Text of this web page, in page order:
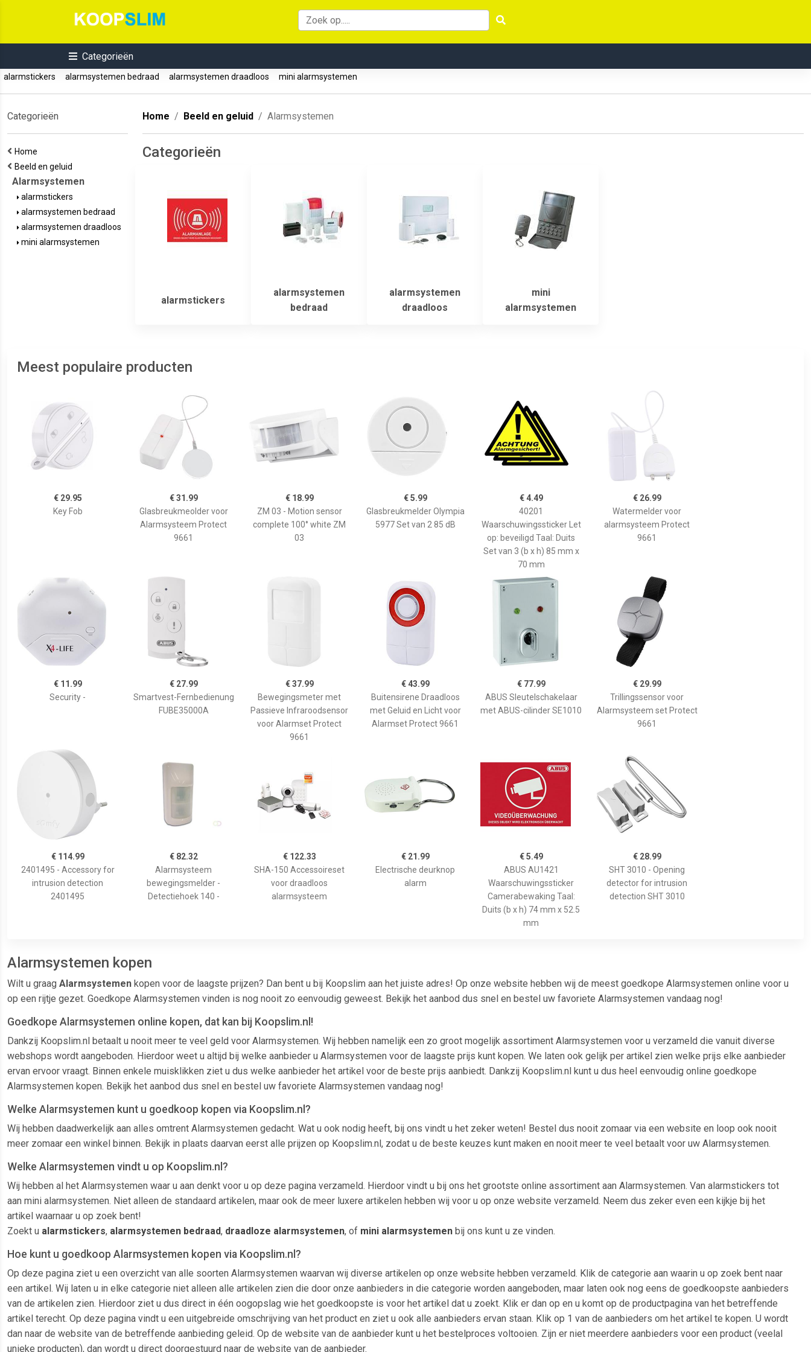
Categorieën
alarmstickers alarmsystemen bedraad alarmsystemen draadloos mini alarmsystemen
Categorieën
Home
Beeld en geluid
Alarmsystemen
alarmstickers
alarmsystemen bedraad
alarmsystemen draadloos
mini alarmsystemen
Home Beeld en geluid Alarmsystemen
Categorieën
alarmstickers
alarmsystemen
bedraad
alarmsystemen
draadloos
mini
alarmsystemen
Meest populaire producten
€ 29.95
Key Fob
€ 31.99
Glasbreukmeolder voor
Alarmsysteem Protect
9661
€ 18.99
ZM 03 - Motion sensor
complete 100° white ZM
03
€ 5.99
Glasbreukmelder Olympia
5977 Set van 2 85 dB
€ 4.49
40201
Waarschuwingssticker Let
op: beveiligd Taal: Duits
Set van 3 (b x h) 85 mm x
70 mm
€ 26.99
Watermelder voor
alarmsysteem Protect
9661
€ 11.99
Security -
€ 27.99
Smartvest-Fernbedienung
FUBE35000A
€ 37.99
Bewegingsmeter met
Passieve Infraroodsensor
voor Alarmset Protect
9661
€ 43.99
Buitensirene Draadloos
met Geluid en Licht voor
Alarmset Protect 9661
€ 77.99
ABUS Sleutelschakelaar
met ABUS-cilinder SE1010
€ 29.99
Trillingssensor voor
Alarmsysteem set Protect
9661
€ 114.99
2401495 - Accessory for
intrusion detection
2401495
€ 82.32
Alarmsysteem
bewegingsmelder -
Detectiehoek 140 -
€ 122.33
SHA-150 Accessoireset
voor draadloos
alarmsysteem
€ 21.99
Electrische deurknop
alarm
€ 5.49
ABUS AU1421
Waarschuwingssticker
Camerabewaking Taal:
Duits (b x h) 74 mm x 52.5
mm
€ 28.99
SHT 3010 - Opening
detector for intrusion
detection SHT 3010
Alarmsystemen kopen
Wilt u graag Alarmsystemen kopen voor de laagste prijzen? Dan bent u bij Koopslim aan het juiste adres! Op onze website hebben wij de meest goedkope Alarmsystemen online voor u
op een rijtje gezet. Goedkope Alarmsystemen vinden is nog nooit zo eenvoudig geweest. Bekijk het aanbod dus snel en bestel uw favoriete Alarmsystemen vandaag nog!
Goedkope Alarmsystemen online kopen, dat kan bij Koopslim.nl!
Dankzij Koopslim.nl betaalt u nooit meer te veel geld voor Alarmsystemen. Wij hebben namelijk een zo groot mogelijk assortiment Alarmsystemen voor u verzameld die vanuit diverse
webshops wordt aangeboden. Hierdoor weet u altijd bij welke aanbieder u Alarmsystemen voor de laagste prijs kunt kopen. We laten ook gelijk per artikel zien welke prijs elke aanbieder
ervan ervoor vraagt. Binnen enkele muisklikken ziet u dus welke aanbieder het artikel voor de beste prijs aanbiedt. Dankzij Koopslim.nl kunt u dus heel eenvoudig online goedkope
Alarmsystemen kopen. Bekijk het aanbod dus snel en bestel uw favoriete Alarmsystemen vandaag nog!
Welke Alarmsystemen kunt u goedkoop kopen via Koopslim.nl?
Wij hebben daadwerkelijk aan alles omtrent Alarmsystemen gedacht. Wat u ook nodig heeft, bij ons vindt u het zeker weten! Bestel dus nooit zomaar via een website en loop ook nooit
meer zomaar een winkel binnen. Bekijk in plaats daarvan eerst alle prijzen op Koopslim.nl, zodat u de beste keuzes kunt maken en nooit meer te veel betaalt voor uw Alarmsystemen.
Welke Alarmsystemen vindt u op Koopslim.nl?
Wij hebben al het Alarmsystemen waar u aan denkt voor u op deze pagina verzameld. Hierdoor vindt u bij ons het grootste online assortiment aan Alarmsystemen. Van alarmstickers tot
aan mini alarmsystemen. Niet alleen de standaard artikelen, maar ook de meer luxere artikelen hebben wij voor u op onze website verzameld. Neem dus zeker even een kijkje bij het
artikel waarnaar u op zoek bent!
Zoekt u alarmstickers, alarmsystemen bedraad, draadloze alarmsystemen, of mini alarmsystemen bij ons kunt u ze vinden.
Hoe kunt u goedkoop Alarmsystemen kopen via Koopslim.nl?
Op deze pagina ziet u een overzicht van alle soorten Alarmsystemen waarvan wij diverse artikelen op onze website hebben verzameld. Klik de categorie aan waarin u op zoek bent naar
een artikel. Wij laten u in elke categorie niet alleen alle artikelen zien die door onze aanbieders in die categorie worden aangeboden, maar laten ook nog eens de goedkoopste aanbieders
van de artikelen zien. Hierdoor ziet u dus direct in één oogopslag wie het goedkoopste is voor het artikel dat u zoekt. Klik er dan op en u komt op de productpagina van het betreffende
artikel terecht. Op deze pagina vindt u een uitgebreide omschrijving van het product en ziet u ook alle aanbieders ervan staan. Klik op 1 van de aanbieders om het artikel te kopen. U wordt
dan naar de website van de betreffende aanbieding geleid. Op de website van de aanbieder kunt u het bestelproces voltooien. Zijn er niet meerdere aanbieders voor een product (veelal
unieke producten), dan wordt u direct doorgestuurd naar de website van de aanbieder.